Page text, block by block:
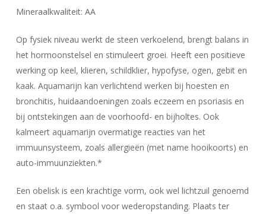
Mineraalkwaliteit: AA
Op fysiek niveau werkt de steen verkoelend, brengt balans in
het hormoonstelsel en stimuleert groei. Heeft een positieve
werking op keel, klieren, schildklier, hypofyse, ogen, gebit en
kaak. Aquamarijn kan verlichtend werken bij hoesten en
bronchitis, huidaandoeningen zoals eczeem en psoriasis en
bij ontstekingen aan de voorhoofd- en bijholtes. Ook
kalmeert aquamarijn overmatige reacties van het
immuunsysteem, zoals allergieën (met name hooikoorts) en
auto-immuunziekten.*
Een obelisk is een krachtige vorm, ook wel lichtzuil genoemd
en staat o.a. symbool voor wederopstanding. Plaats ter